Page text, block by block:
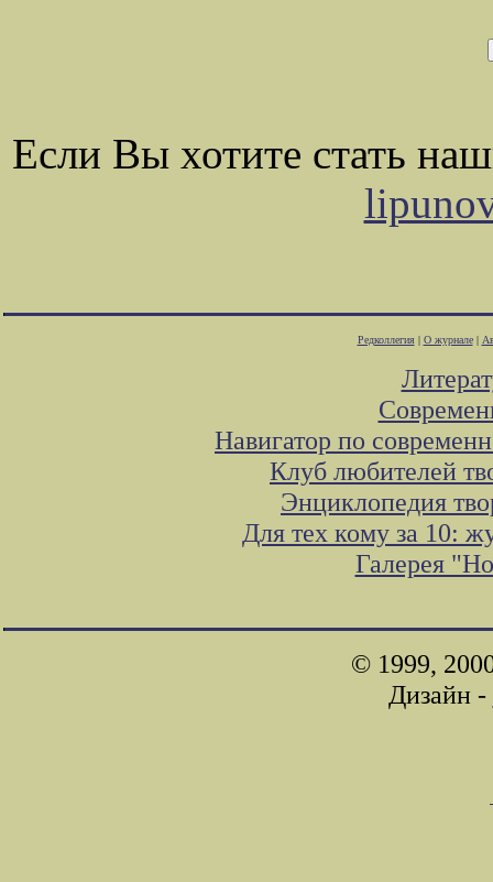
Если Вы хотите стать
Редколлегия| О журнале|
Навигатор по
Клуб любителей
Энциклопедия
Для тех кому за 10:
Галерея
© 1999,
Дизайн -